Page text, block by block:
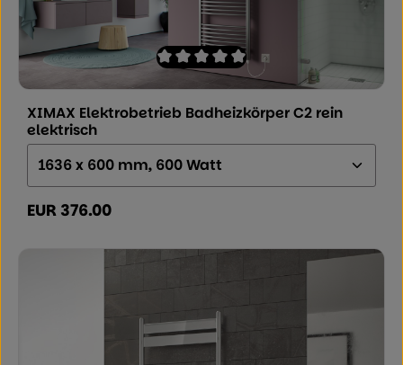
Durchschnittliche Bewertung von 0
XIMAX Elektrobetrieb Badheizkörper C2 rein
elektrisch
Regulärer Preis:
EUR 376.00